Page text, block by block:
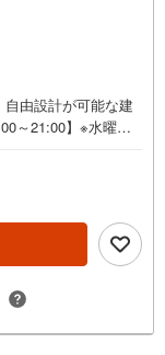
由設計が可能な建
～21:00】※水曜定
れる場合は「室
りご希望の日時を
内が可能です。◎現
間帯もご案内が可
フが物件詳細を丁寧
ートのご用意ござ